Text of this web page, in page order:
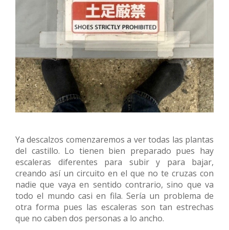
Ya descalzos comenzaremos a ver todas las plantas
del castillo. Lo tienen bien preparado pues hay
escaleras diferentes para subir y para bajar,
creando así un circuito en el que no te cruzas con
nadie que vaya en sentido contrario, sino que va
todo el mundo casi en fila. Sería un problema de
otra forma pues las escaleras son tan estrechas
que no caben dos personas a lo ancho.